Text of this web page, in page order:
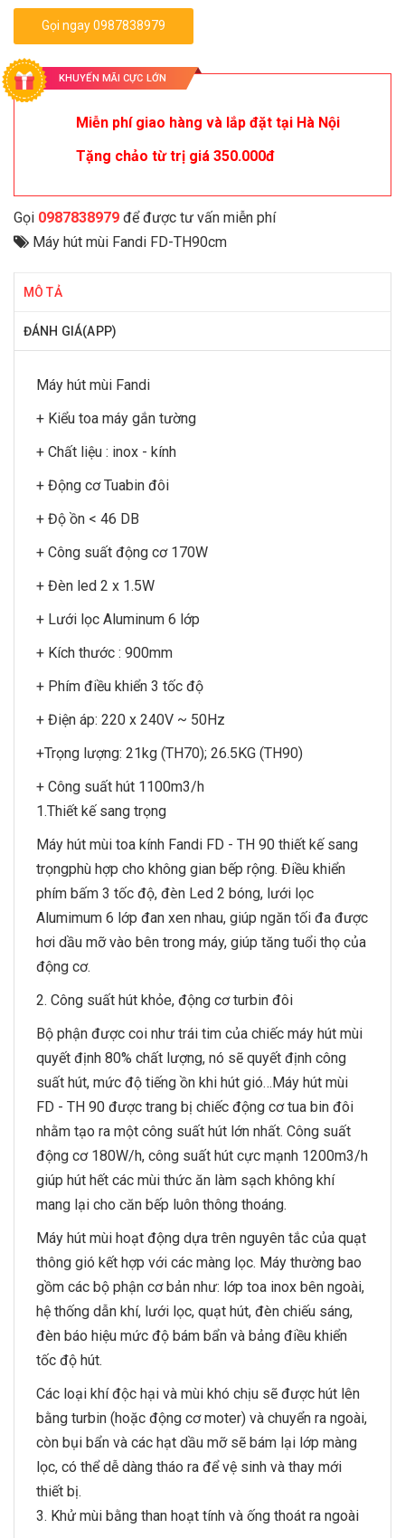
Gọi ngay 0987838979
KHUYẾN MÃI CỰC LỚN
Miễn phí giao hàng và lắp đặt tại Hà Nội
Tặng chảo từ trị giá 350.000đ
Gọi 0987838979 để được tư vấn miễn phí
Máy hút mùi Fandi FD-TH90cm
MÔ TẢ
ĐÁNH GIÁ(APP)
Máy hút mùi Fandi
+ Kiểu toa máy gắn tường
+ Chất liệu : inox - kính
+ Động cơ Tuabin đôi
+ Độ ồn < 46 DB
+ Công suất động cơ 170W
+ Đèn led 2 x 1.5W
+ Lưới lọc Aluminum 6 lớp
+ Kích thước : 900mm
+ Phím điều khiển 3 tốc độ
+ Điện áp: 220 x 240V ~ 50Hz
+Trọng lượng: 21kg (TH70); 26.5KG (TH90)
+ Công suất hút 1100m3/h
1.Thiết kế sang trọng
Máy hút mùi toa kính Fandi FD - TH 90 thiết kế sang
trọngphù hợp cho không gian bếp rộng. Điều khiển
phím bấm 3 tốc độ, đèn Led 2 bóng, lưới lọc
Alumimum 6 lớp đan xen nhau, giúp ngăn tối đa được
hơi dầu mỡ vào bên trong máy, giúp tăng tuổi thọ của
động cơ.
2. Công suất hút khỏe, động cơ turbin đôi
Bộ phận được coi như trái tim của chiếc máy hút mùi
quyết định 80% chất lượng, nó sẽ quyết định công
suất hút, mức độ tiếng ồn khi hút gió…Máy hút mùi
FD - TH 90 được trang bị chiếc động cơ tua bin đôi
nhằm tạo ra một công suất hút lớn nhất. Công suất
động cơ 180W/h, công suất hút cực mạnh 1200m3/h
giúp hút hết các mùi thức ăn làm sạch không khí
mang lại cho căn bếp luôn thông thoáng.
Máy hút mùi hoạt động dựa trên nguyên tắc của quạt
thông gió kết hợp với các màng lọc. Máy thường bao
gồm các bộ phận cơ bản như: lớp toa inox bên ngoài,
hệ thống dẫn khí, lưới lọc, quạt hút, đèn chiếu sáng,
đèn báo hiệu mức độ bám bẩn và bảng điều khiển
tốc độ hút.
Các loại khí độc hại và mùi khó chịu sẽ được hút lên
bằng turbin (hoặc động cơ moter) và chuyển ra ngoài,
còn bụi bẩn và các hạt dầu mỡ sẽ bám lại lớp màng
lọc, có thể dễ dàng tháo ra để vệ sinh và thay mới
thiết bị.
3. Khử mùi bằng than hoạt tính và ống thoát ra ngoài